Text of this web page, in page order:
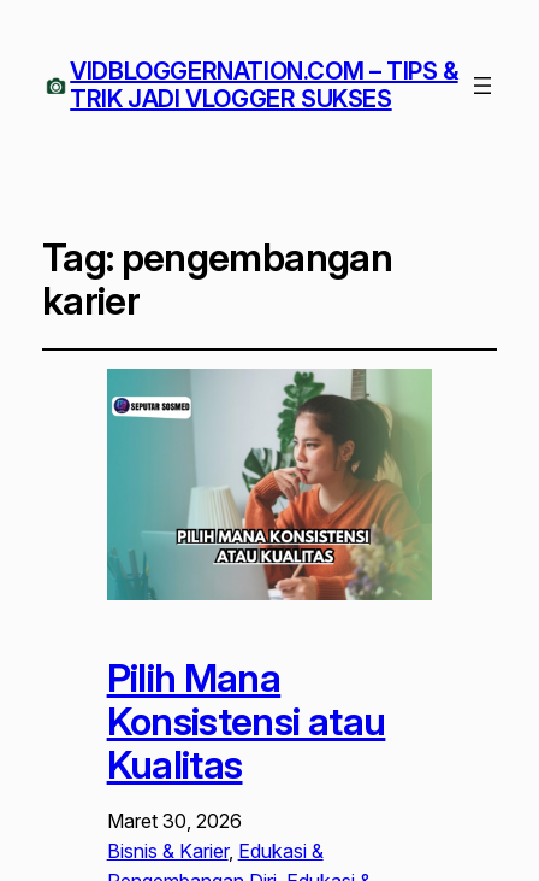
VIDBLOGGERNATION.COM – TIPS &
TRIK JADI VLOGGER SUKSES
Tag: pengembangan
karier
Pilih Mana
Konsistensi atau
Kualitas
Maret 30, 2026
Bisnis & Karier, Edukasi &